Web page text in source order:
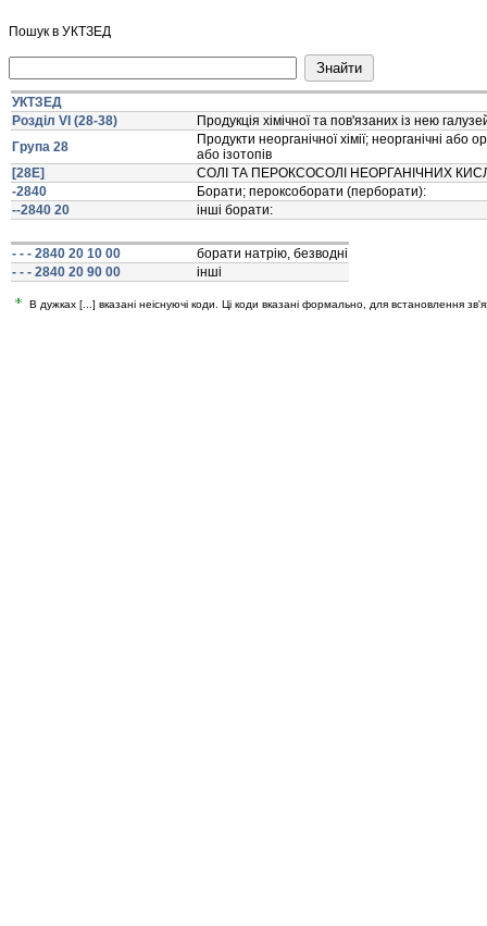
Пошук в УКТЗЕД
УКТЗЕД
Розділ VI (28-38)
Продукцiя хiмiчної та пов'язаних iз нею
Група 28
Продукти неорганiчної хiмiї; неорганiчнi або
або iзотопiв
[28E]
СОЛI ТА ПЕРОКСОСОЛI НЕОРГАНIЧНИХ
-2840
Борати; пероксоборати (перборати):
--2840 20
iншi борати:
- - - 2840 20 10 00
борати натрiю, безводнi
- - - 2840 20 90 00
iншi
В дужках [...] вказані неіснуючі коди. Ці коди вказані формально, для встановлення